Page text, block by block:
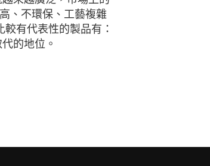
、不環保、工藝複雜
有代表性的製品有：
的地位。